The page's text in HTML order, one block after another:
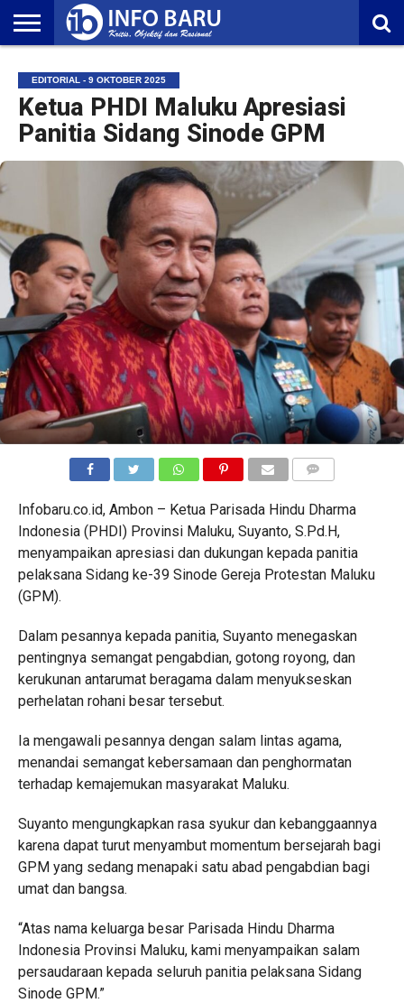
NASIONAL
AMBONIA
MALUKU
EKONOMI
POLITIK
OLAHRAGA
LIFESTYLE
REDAKSI
EDITORIAL - 9 OKTOBER 2025
Ketua PHDI Maluku Apresiasi
Panitia Sidang Sinode GPM
Infobaru.co.id, Ambon – Ketua Parisada Hindu Dharma
Indonesia (PHDI) Provinsi Maluku, Suyanto, S.Pd.H,
menyampaikan apresiasi dan dukungan kepada panitia
pelaksana Sidang ke-39 Sinode Gereja Protestan Maluku
(GPM).
Dalam pesannya kepada panitia, Suyanto menegaskan
pentingnya semangat pengabdian, gotong royong, dan
kerukunan antarumat beragama dalam menyukseskan
perhelatan rohani besar tersebut.
Ia mengawali pesannya dengan salam lintas agama,
menandai semangat kebersamaan dan penghormatan
terhadap kemajemukan masyarakat Maluku.
Suyanto mengungkapkan rasa syukur dan kebanggaannya
karena dapat turut menyambut momentum bersejarah bagi
GPM yang sedang menapaki satu abad pengabdian bagi
umat dan bangsa.
“Atas nama keluarga besar Parisada Hindu Dharma
Indonesia Provinsi Maluku, kami menyampaikan salam
persaudaraan kepada seluruh panitia pelaksana Sidang
Sinode GPM.”